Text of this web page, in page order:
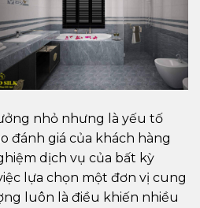
nhỏ nhưng là yếu tố
đánh giá của khách hàng
dịch vụ của bất kỳ
lựa chọn một đơn vị cung
luôn là điều khiến nhiều